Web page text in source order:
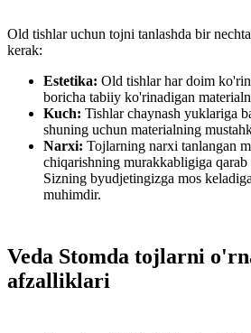
Old tishlar uchun tojni tanlashda bir
kerak:
Estetika: Old tishlar har doim
boricha tabiiy ko'rinadigan
Kuch: Tishlar chaynash yuklariga
shuning uchun materialning
Narxi: Tojlarning narxi tanlangan
chiqarishning murakkabligiga
Sizning byudjetingizga mos
muhimdir.
Veda Stomda tojlarni
afzalliklari